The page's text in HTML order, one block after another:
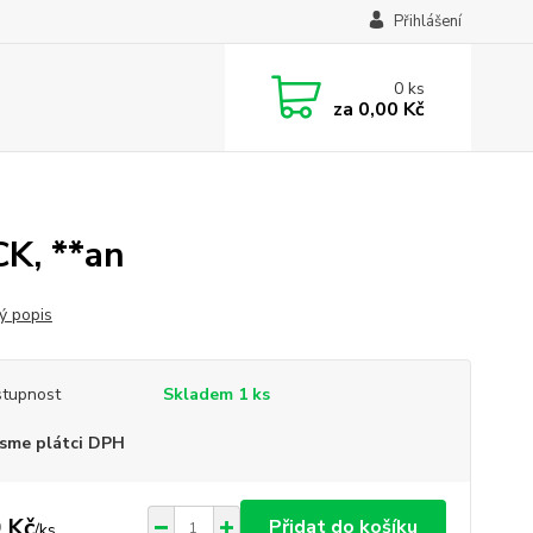
Přihlášení
0ks
za 0,00 Kč
**an
popis
Skladem 1 ks
plátci DPH
Přidat do košíku